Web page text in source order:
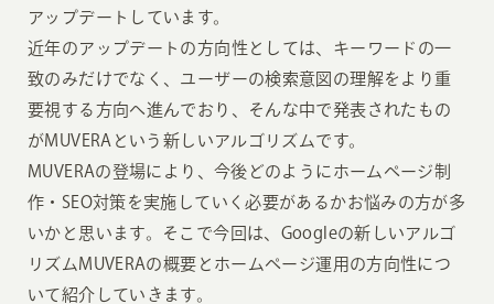
アップデートしています。
近年のアップデートの方向性としては、キーワードの一
致のみだけでなく、ユーザーの検索意図の理解をより重
要視する方向へ進んでおり、そんな中で発表されたもの
がMUVERAという新しいアルゴリズムです。
MUVERAの登場により、今後どのようにホームページ制
作・SEO対策を実施していく必要があるかお悩みの方が多
いかと思います。そこで今回は、Googleの新しいアルゴ
リズムMUVERAの概要とホームページ運用の方向性につ
いて紹介していきます。